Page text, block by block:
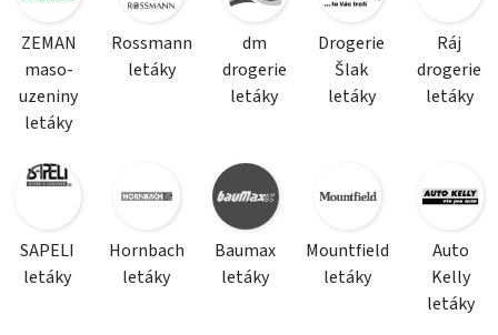
ZEMAN
maso-
uzeniny
letáky
Rossmann
letáky
dm
drogerie
letáky
Drogerie
Šlak
letáky
Ráj
drogerie
letáky
SAPELI
letáky
Hornbach
letáky
Baumax
letáky
Mountfield
letáky
Auto
Kelly
letáky